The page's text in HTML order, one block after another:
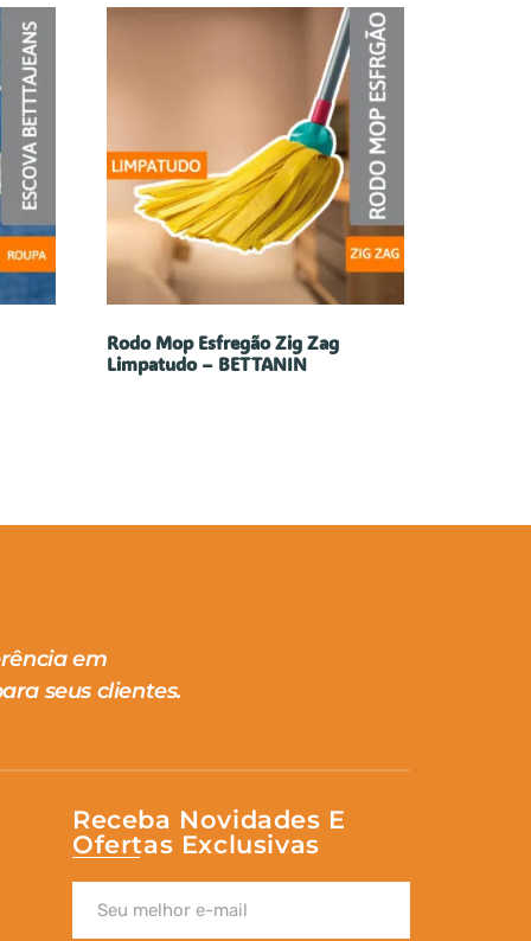
Rodo Mop Esfregão Zig Zag
Limpatudo – BETTANIN
em
seus clientes.
Receba Novidades E
Ofertas Exclusivas